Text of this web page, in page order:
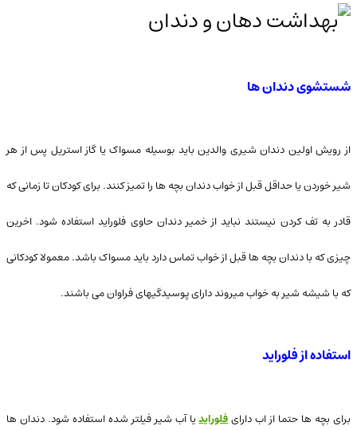
شستشوی دندان ها
از رویش اولین دندان شیری والدین باید بوسیله مسواک یا گاز استریل پس از هر
شیر خوردن یا حداقل قبل از خواب دندان بچه ها را تمیز کنند. برای کودکان تا زمانی که
قادر به تف کردن نیستند نباید از خمیر دندان حاوی فلوراید استفاده شود. اخرین
چیزی که با دندان بچه ها قبل از خواب تماس دارد باید مسواک باشد. معمولا کودکانی
که با شیشه شیر به خواب میروند دارای پوسیدگیهای فراوان می باشند.
استفاده از فلوراید
برای بچه ها حتما از اب دارایفلورایدیا آب شیر فیلتر شده استفاده شود. دندان ها